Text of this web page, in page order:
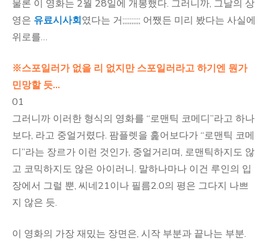
물론 이 영화는 2월 28일에 개봉했다. 그러니까, 그날의 상
영은 유료시사회였다는 거;;;;;;;;;; 어쨌든 미리 봤다는 사실에
위로를…
※스포일러가 없을 리 없지만 스포일러라고 하기엔 뭔가
민망할 듯…
01
그러니까 이러한 형식의 영화를 “로맨틱 코메디”라고 하나
보다, 라고 중얼거렸다. 팜플렛을 훑어보다가 “로맨틱 코메
디”라는 장르가 이런 것인가, 중얼거리며, 로맨틱하지도 않
고 코믹하지도 않은 아이러니. 말하나마나 이건 루인의 입
장에서 그럴 뿐, 씨네21이나 필름2.0의 평은 그다지 나쁘
지 않은 듯.
이 영화의 가장 재밌는 장면은, 시작 부분과 끝나는 부분.